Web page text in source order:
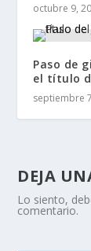
octubre 9,
Paso de
el título
septiembre
DEJA
Lo siento,
comentario.